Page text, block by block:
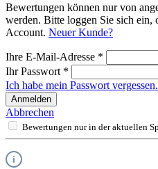
Bewertungen können nur von
werden. Bitte loggen Sie sich ein,
Account. Neuer Kunde?
Ihre E-Mail-Adresse *
Ihr Passwort *
Ich habe mein Passwort vergessen.
Anmelden
Abbrechen
Bewertungen nur in der aktuellen